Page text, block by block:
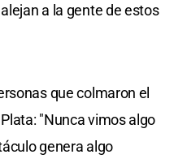
a la gente de estos
que colmaron el
"Nunca vimos algo
genera algo